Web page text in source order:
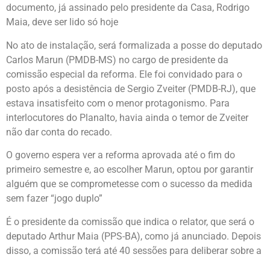
documento, já assinado pelo presidente da Casa, Rodrigo
Maia, deve ser lido só hoje
No ato de instalação, será formalizada a posse do deputado
Carlos Marun (PMDB-MS) no cargo de presidente da
comissão especial da reforma. Ele foi convidado para o
posto após a desistência de Sergio Zveiter (PMDB-RJ), que
estava insatisfeito com o menor protagonismo. Para
interlocutores do Planalto, havia ainda o temor de Zveiter
não dar conta do recado.
O governo espera ver a reforma aprovada até o fim do
primeiro semestre e, ao escolher Marun, optou por garantir
alguém que se comprometesse com o sucesso da medida
sem fazer “jogo duplo”
É o presidente da comissão que indica o relator, que será o
deputado Arthur Maia (PPS-BA), como já anunciado. Depois
disso, a comissão terá até 40 sessões para deliberar sobre a